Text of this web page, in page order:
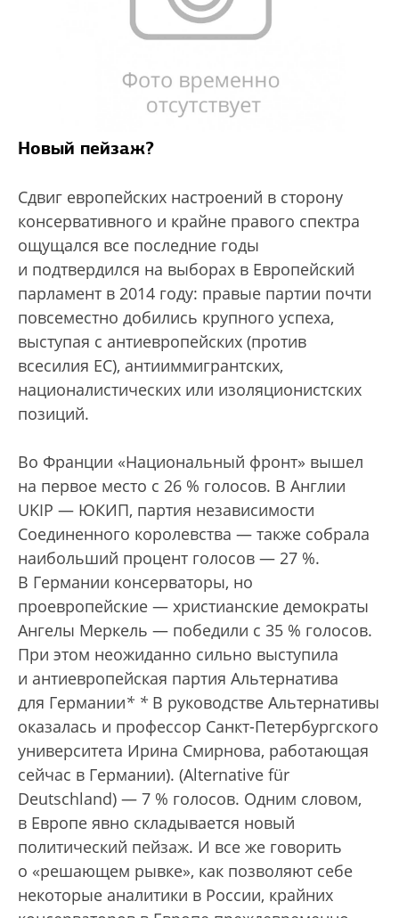
Новый пейзаж?
Сдвиг европейских настроений в сторону
консервативного и крайне правого спектра
ощущался все последние годы
и подтвердился на выборах в Европейский
парламент в 2014 году: правые партии почти
повсеместно добились крупного успеха,
выступая с антиевропейских (против
всесилия ЕС), антииммигрантских,
националистических или изоляционистских
позиций.
Во Франции «Национальный фронт» вышел
на первое место с 26 % голосов. В Англии
UKIP — ЮКИП, партия независимости
Соединенного королевства — также собрала
наибольший процент голосов — 27 %.
В Германии консерваторы, но
проевропейские — христианские демократы
Ангелы Меркель — победили с 35 % голосов.
При этом неожиданно сильно выступила
и антиевропейская партия Альтернатива
для Германии* * В руководстве Альтернативы
оказалась и профессор Санкт-Петербургского
университета Ирина Смирнова, работающая
сейчас в Германии). (Alternative für
Deutschland) — 7 % голосов. Одним словом,
в Европе явно складывается новый
политический пейзаж. И все же говорить
о «решающем рывке», как позволяют себе
некоторые аналитики в России, крайних